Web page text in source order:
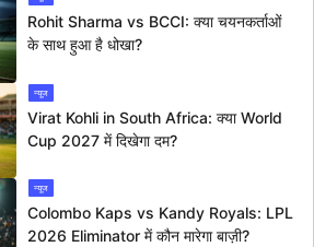
Rohit Sharma vs BCCI: क्या चयनकर्ताओं
के साथ हुआ है धोखा?
न्यूज
Virat Kohli in South Africa: क्या World
Cup 2027 में दिखेगा दम?
न्यूज
Colombo Kaps vs Kandy Royals: LPL
2026 Eliminator में कौन मारेगा बाज़ी?